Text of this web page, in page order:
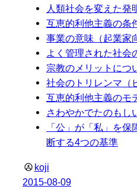
人類社会を変えた発
互恵的利他主義の条
事業の意味（起業家
よく管理された社会
宗教のメリットにつ
社会のトリレンマ（
互恵的利他主義のモ
さわやかでたのもし
「公」が「私」を
断する4つの基準
koji
2015-08-09